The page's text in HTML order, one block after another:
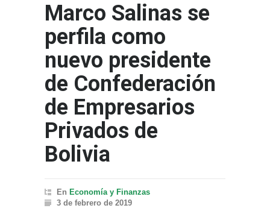
Marco Salinas se
perfila como
nuevo presidente
de Confederación
de Empresarios
Privados de
Bolivia
En Economía y Finanzas
3 de febrero de 2019